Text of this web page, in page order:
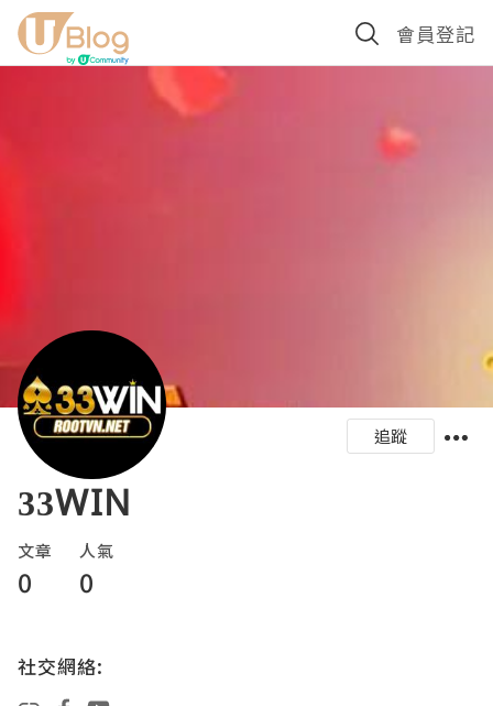
會員登記
追蹤
33WIN
文章
0
人氣
0
社交網絡: